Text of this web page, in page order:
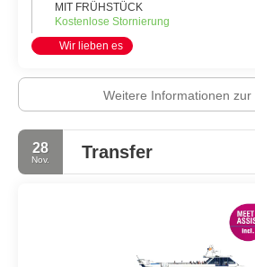
MIT FRÜHSTÜCK
Kostenlose Stornierung
Wir lieben es
Weitere Informationen zur
28
Nov. Transfer